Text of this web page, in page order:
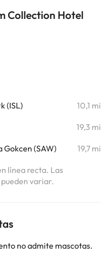
Collection Hotel
(ISL) 10,1 mi
19,3 mi
Gokcen (SAW) 19,7 mi
línea recta. Las
variar.
no admite mascotas.